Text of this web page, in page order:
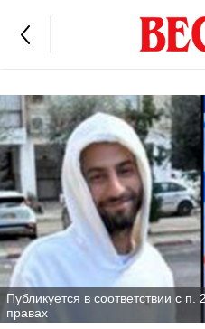
Публикуется в соответствии с
правах